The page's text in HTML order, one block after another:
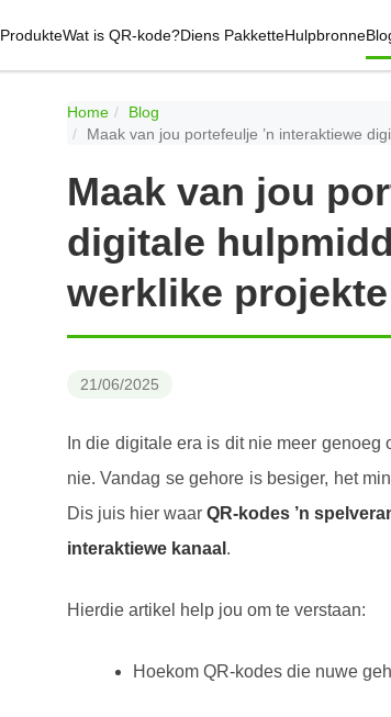
ProdukteWat is QR-kode?Diens PakketteHulpbronne
Home
Blog
Maak van jou portefeulje ’n interaktiewe
Maak van jou
digitale
werklike
21/06/2025
In die digitale era is dit nie meer genoeg
nie. Vandag se gehore is besiger, het
Dis juis hier waarQR-kodes ’n
interaktiewe kanaal .
Hierdie artikel help jou om te verstaan:
Hoekom QR-kodes die nuwe